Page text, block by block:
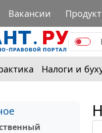
Вакансии
Налоги и